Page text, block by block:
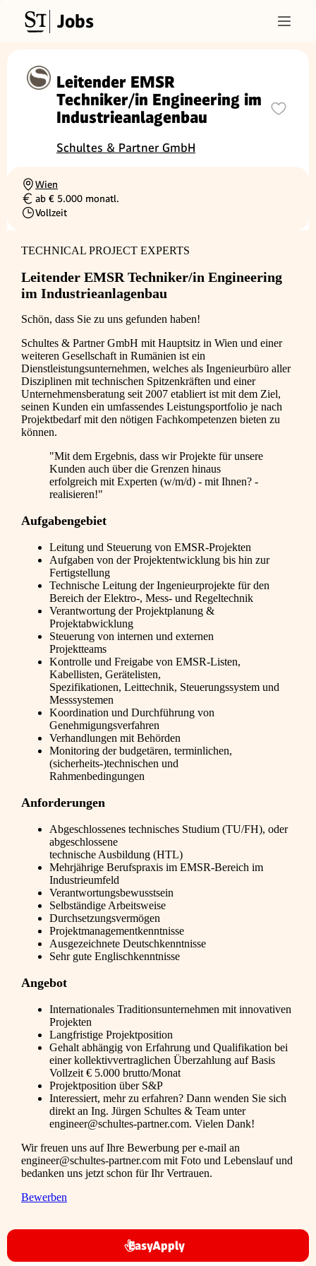
Jobs
Leitender EMSR
Techniker/in Engineering im
Industrieanlagenbau
Schultes & Partner GmbH
Ortschaft
Wien
Gehalt
ab € 5.000 monatl.
Beschäftigungsart
Vollzeit
TECHNICAL PROJECT EXPERTS
Leitender EMSR Techniker/in Engineering
im Industrieanlagenbau
Schön, dass Sie zu uns gefunden haben!
Schultes & Partner GmbH mit Hauptsitz in Wien und einer
weiteren Gesellschaft in Rumänien ist ein
Dienstleistungsunternehmen, welches als Ingenieurbüro aller
Disziplinen mit technischen Spitzenkräften und einer
Unternehmensberatung seit 2007 etabliert ist mit dem Ziel,
seinen Kunden ein umfassendes Leistungsportfolio je nach
Projektbedarf mit den nötigen Fachkompetenzen bieten zu
können.
"Mit dem Ergebnis, dass wir Projekte für unsere
Kunden auch über die Grenzen hinaus
erfolgreich mit Experten (w/m/d) - mit Ihnen? -
realisieren!"
Aufgabengebiet
Leitung und Steuerung von EMSR-Projekten
Aufgaben von der Projektentwicklung bis hin zur
Fertigstellung
Technische Leitung der Ingenieurprojekte für den
Bereich der Elektro-, Mess- und Regeltechnik
Verantwortung der Projektplanung &
Projektabwicklung
Steuerung von internen und externen
Projektteams
Kontrolle und Freigabe von EMSR-Listen,
Kabellisten, Gerätelisten,
Spezifikationen, Leittechnik, Steuerungssystem und
Messsystemen
Koordination und Durchführung von
Genehmigungsverfahren
Verhandlungen mit Behörden
Monitoring der budgetären, terminlichen,
(sicherheits-)technischen und
Rahmenbedingungen
Anforderungen
Abgeschlossenes technisches Studium (TU/FH), oder
abgeschlossene
technische Ausbildung (HTL)
Mehrjährige Berufspraxis im EMSR-Bereich im
Industrieumfeld
Verantwortungsbewusstsein
Selbständige Arbeitsweise
Durchsetzungsvermögen
Projektmanagementkenntnisse
Ausgezeichnete Deutschkenntnisse
Sehr gute Englischkenntnisse
Angebot
Internationales Traditionsunternehmen mit innovativen
Projekten
Langfristige Projektposition
Gehalt abhängig von Erfahrung und Qualifikation bei
einer kollektivvertraglichen Überzahlung auf Basis
Vollzeit € 5.000 brutto/Monat
Projektposition über S&P
Interessiert, mehr zu erfahren? Dann wenden Sie sich
direkt an Ing. Jürgen Schultes & Team unter
engineer@schultes-partner.com. Vielen Dank!
Wir freuen uns auf Ihre Bewerbung per e-mail an
engineer@schultes-partner.com mit Foto und Lebenslauf und
bedanken uns jetzt schon für Ihr Vertrauen.
Bewerben
EasyApply